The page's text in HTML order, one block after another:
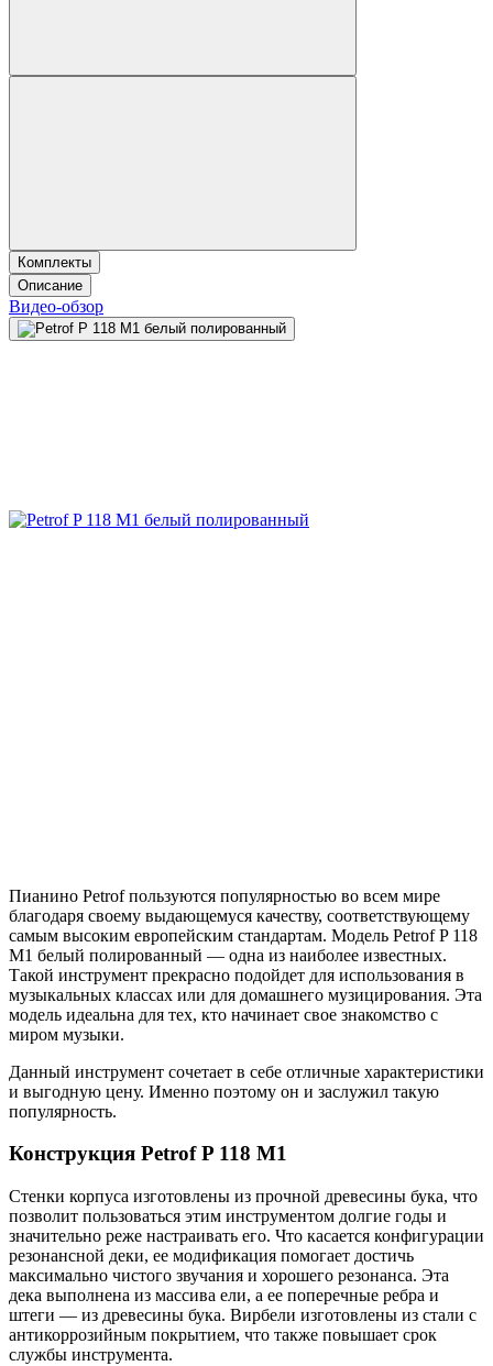
Комплекты
Описание
Видео-обзор
Пианино Petrof пользуются популярностью во всем мире
благодаря своему выдающемуся качеству, соответствующему
самым высоким европейским стандартам. Модель Petrof P 118
M1 белый полированный — одна из наиболее известных.
Такой инструмент прекрасно подойдет для использования в
музыкальных классах или для домашнего музицирования. Эта
модель идеальна для тех, кто начинает свое знакомство с
миром музыки.
Данный инструмент сочетает в себе отличные характеристики
и выгодную цену. Именно поэтому он и заслужил такую
популярность.
Конструкция Petrof P 118 M1
Стенки корпуса изготовлены из прочной древесины бука, что
позволит пользоваться этим инструментом долгие годы и
значительно реже настраивать его. Что касается конфигурации
резонансной деки, ее модификация помогает достичь
максимально чистого звучания и хорошего резонанса. Эта
дека выполнена из массива ели, а ее поперечные ребра и
штеги — из древесины бука. Вирбели изготовлены из стали с
антикоррозийным покрытием, что также повышает срок
службы инструмента.